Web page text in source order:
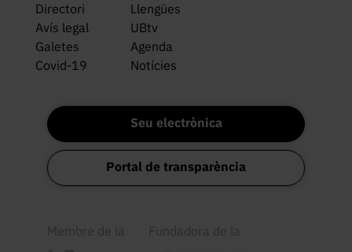
Directori
Llengües
Avís legal
UBtv
Galetes
Agenda
Covid-19
Notícies
Seu electrònica
Portal de transparència
Membre de la Fundadora de la